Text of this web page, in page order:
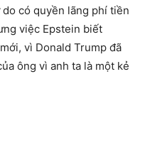
có quyền lãng phí tiền
việc Epstein biết
vì Donald Trump đã
ông vì anh ta là một kẻ